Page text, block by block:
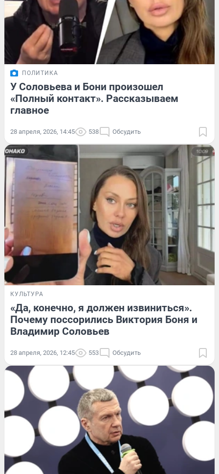
ПОЛИТИКА
У Соловьева и Бони произошел
«Полный контакт». Рассказываем
главное
28 апреля, 2026, 14:45 538 Обсудить
КУЛЬТУРА
«Да, конечно, я должен извиниться».
Почему поссорились Виктория Боня и
Владимир Соловьев
28 апреля, 2026, 12:45 553 Обсудить